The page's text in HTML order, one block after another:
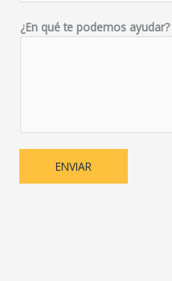
¿En qué te podemos ayudar?
ENVIAR